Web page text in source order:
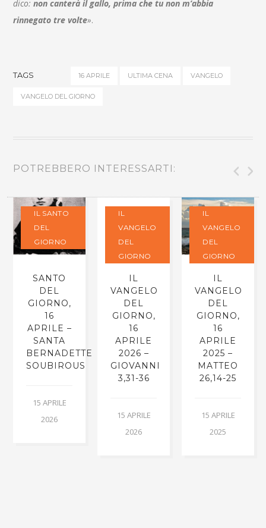
dico:non canterà il gallo, prima che tu non m’abbia
rinnegato tre volte».
TAGS 16 APRILE ULTIMA CENA VANGELO
VANGELO DEL GIORNO
POTREBBERO INTERESSARTI:
IL SANTO
DEL
GIORNO
SANTO
DEL
GIORNO,
16
APRILE –
SANTA
BERNADETTE
SOUBIROUS
15 APRILE
2026
IL
VANGELO
DEL
GIORNO
IL
VANGELO
DEL
GIORNO,
16
APRILE
2026 –
GIOVANNI
3,31-36
15 APRILE
2026
IL
VANGELO
DEL
GIORNO
IL
VANGELO
DEL
GIORNO,
16
APRILE
2025 –
MATTEO
26,14-25
15 APRILE
2025